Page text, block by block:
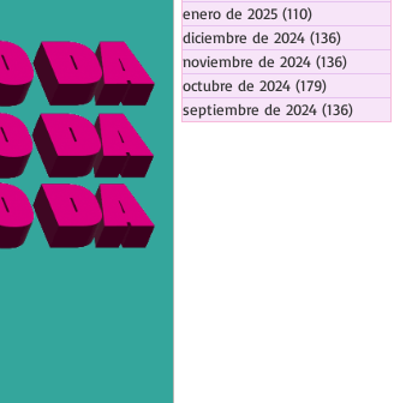
enero de 2025 (110)
diciembre de 2024 (136)
noviembre de 2024 (136)
octubre de 2024 (179)
septiembre de 2024 (136)